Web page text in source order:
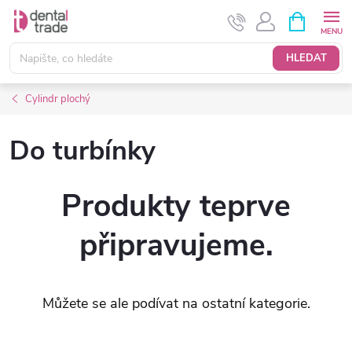
Přejít
obsah
HLEDAT
NÁKUPNÍ
KOŠÍK
Cylindr plochý
Do turbínky
Produkty teprve
připravujeme.
Můžete se ale podívat na ostatní kategorie.